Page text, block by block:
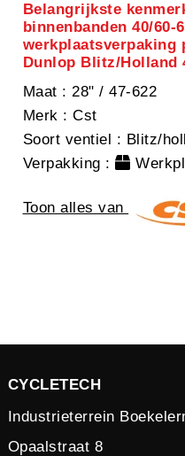
Belangrijkste
binnenbanden 40/60-
werkplaatsverpaking
Dunlop Blitz/Holland
Maat : 28" / 47-622
Merk : Cst
Soort ventiel : Blitz/
Verpakking :
Toon alles van
CYCLETECH
Industrieterrein
Opaalstraat 8